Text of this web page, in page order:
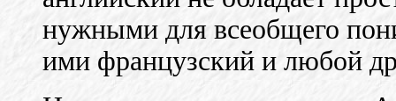
нужными для всеобщего
ими французский и любой